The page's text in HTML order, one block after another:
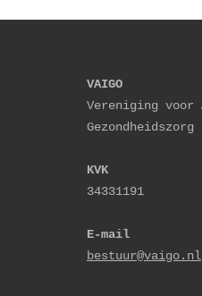
VAIGO
Vereniging
KVK
34331191
E-mail
bestuur@vaigo.nl